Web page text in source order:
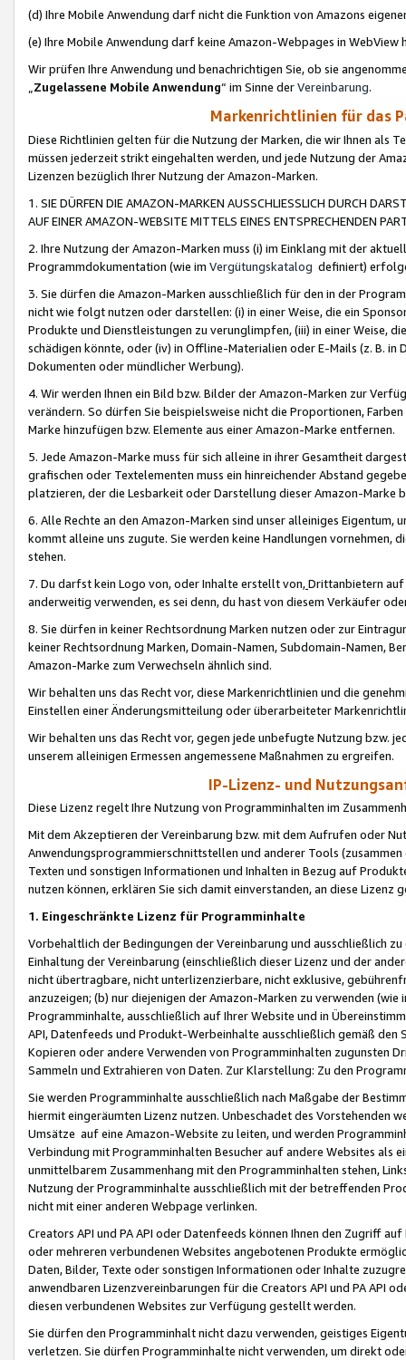
(d) Ihre Mobile Anwendung darf nicht die Funktion von Amazons
(e) Ihre Mobile Anwendung darf keine Amazon-Webpages in WebView
Wir prüfen Ihre Anwendung und benachrichtigen Sie, ob sie
„Zugelassene Mobile Anwendung“ im Sinne derVereinbarung.
Markenrichtlinien für das
Diese Richtlinien gelten für die Nutzung der Marken, die wir Ihnen als
müssen jederzeit strikt eingehalten werden, und jede Nutzung der
Lizenzen bezüglich Ihrer Nutzung der Amazon-Marken.
1. SIE DÜRFEN DIE AMAZON-MARKEN AUSSCHLIESSLICH DURCH
AUF EINER AMAZON-WEBSITE MITTELS EINES ENTSPRECHENDEN
2. Ihre Nutzung der Amazon-Marken muss (i) im Einklang mit der
Programmdokumentation (wie im Vergütungskatalog definiert)
3. Sie dürfen die Amazon-Marken ausschließlich für den in der
nicht wie folgt nutzen oder darstellen: (i) in einer Weise, die ein
Produkte und Dienstleistungen zu verunglimpfen, (iii) in einer Weise,
schädigen könnte, oder (iv) in Offline-Materialien oder E-Mails (z. B. in
Dokumenten oder mündlicher Werbung).
4. Wir werden Ihnen ein Bild bzw. Bilder der Amazon-Marken zur
verändern. So dürfen Sie beispielsweise nicht die Proportionen,
Marke hinzufügen bzw. Elemente aus einer Amazon-Marke entfernen.
5. Jede Amazon-Marke muss für sich alleine in ihrer Gesamtheit
grafischen oder Textelementen muss ein hinreichender Abstand
platzieren, der die Lesbarkeit oder Darstellung dieser Amazon-Marke
6. Alle Rechte an den Amazon-Marken sind unser alleiniges
kommt alleine uns zugute. Sie werden keine Handlungen vornehmen,
stehen.
7. Du darfst kein Logo von, oder Inhalte erstellt von,Drittanbietern auf
anderweitig verwenden, es sei denn, du hast von diesem Verkäufer
8. Sie dürfen in keiner Rechtsordnung Marken nutzen oder zur
keiner Rechtsordnung Marken, Domain-Namen, Subdomain-Namen,
Amazon-Marke zum Verwechseln ähnlich sind.
Wir behalten uns das Recht vor, diese Markenrichtlinien und die
Einstellen einer Änderungsmitteilung oder überarbeiteter
Wir behalten uns das Recht vor, gegen jede unbefugte Nutzung bzw.
unserem alleinigen Ermessen angemessene Maßnahmen zu ergreifen.
IP-Lizenz- und
Diese Lizenz regelt Ihre Nutzung von Programminhalten im
Mit dem Akzeptieren der Vereinbarung bzw. mit dem Aufrufen oder
Anwendungsprogrammierschnittstellen und anderer Tools (zusammen
Texten und sonstigen Informationen und Inhalten in Bezug auf
nutzen können, erklären Sie sich damit einverstanden, an diese Lizenz
1. Eingeschränkte Lizenz für Programminhalte
Vorbehaltlich der Bedingungen der Vereinbarung und ausschließlich
Einhaltung der Vereinbarung (einschließlich dieser Lizenz und der
nicht übertragbare, nicht unterlizenzierbare, nicht exklusive,
anzuzeigen; (b) nur diejenigen der Amazon-Marken zu verwenden
Programminhalte, ausschließlich auf Ihrer Website und in
API, Datenfeeds und Produkt-Werbeinhalte ausschließlich gemäß
Kopieren oder andere Verwenden von Programminhalten zugunsten
Sammeln und Extrahieren von Daten. Zur Klarstellung: Zu den
Sie werden Programminhalte ausschließlich nach Maßgabe der
hiermit eingeräumten Lizenz nutzen. Unbeschadet des Vorstehenden
Umsätze auf eine Amazon-Website zu leiten, und werden
Verbindung mit Programminhalten Besucher auf andere Websites als
unmittelbarem Zusammenhang mit den Programminhalten stehen,
Nutzung der Programminhalte ausschließlich mit der betreffenden
nicht mit einer anderen Webpage verlinken.
Creators API und PA API oder Datenfeeds können Ihnen den Zugriff
oder mehreren verbundenen Websites angebotenen Produkte
Daten, Bilder, Texte oder sonstigen Informationen oder Inhalte
anwendbaren Lizenzvereinbarungen für die Creators API und PA API
diesen verbundenen Websites zur Verfügung gestellt werden.
Sie dürfen den Programminhalt nicht dazu verwenden, geistiges
verletzen. Sie dürfen Programminhalte nicht verwenden, um direkt